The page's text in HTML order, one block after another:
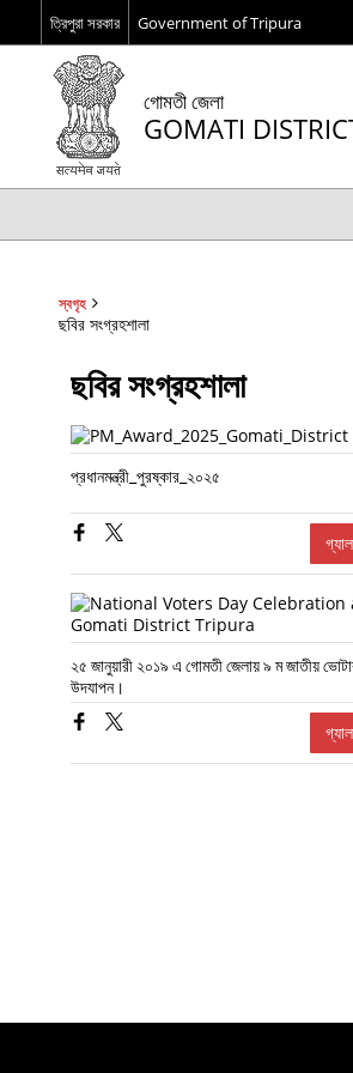
ত্রিপুরা সরকার Government of Tripura
গোমতী জেলা
GOMATI
স্বগৃহ
ছবির সংগ্রহশালা
ছবির সংগ্রহশালা
প্রধানমন্ত্রী_পুরষ্কার_২০২৫
২৫ জানুয়ারী ২০১৯ এ গোমতী জেলায় ৯ ম জাতীয়
উদযাপন।